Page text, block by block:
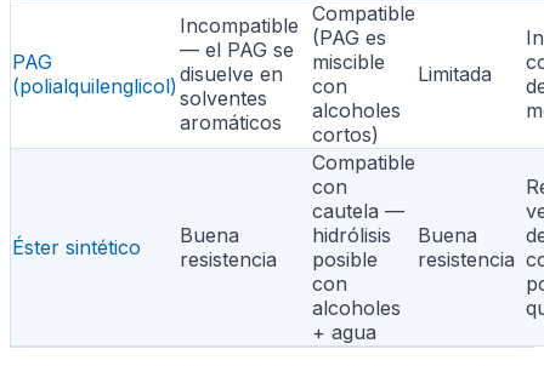
PAG
(polialquilenglicol)
Incompatible
— el PAG se
disuelve en
solventes
aromáticos
Compatible
(PAG es
miscible
con
alcoholes
cortos)
Limitada
Éster sintético
Buena
resistencia
Compatible
con
cautela —
hidrólisis
posible
con
alcoholes
+ agua
Buena
resistencia